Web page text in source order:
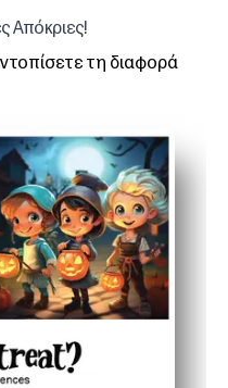
Απόκριες!
τη διαφορά